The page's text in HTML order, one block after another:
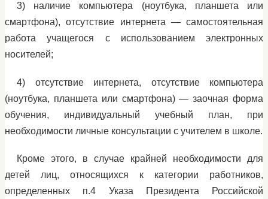
3) наличие компьютера (ноутбука, планшета или
смартфона), отсутствие интернета — самостоятельная
работа учащегося с использованием электронных
носителей;
4) отсутствие интернета, отсутствие компьютера
(ноутбука, планшета или смартфона) — заочная форма
обучения, индивидуальный учебный план, при
необходимости личные консультации с учителем в школе.
Кроме этого, в случае крайней необходимости для
детей лиц, относящихся к категории работников,
определенных п.4 Указа Президента Российской